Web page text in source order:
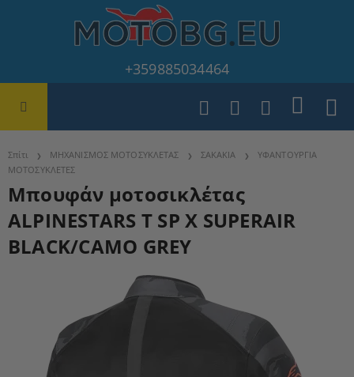
+359885034464
Σπίτι ΜΗΧΑΝΙΣΜΟΣ ΜΟΤΟΣΥΚΛΕΤΑΣ ΣΑΚΑΚΙΑ
ΥΦΑΝΤΟΥΡΓΙΑ
ΜΟΤΟΣΥΚΛΕΤΕΣ
Μπουφάν μοτοσικλέτας
ALPINESTARS T SP X SUPERAIR
BLACK/CAMO GREY